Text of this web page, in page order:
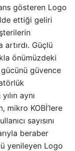
gösteren Logo
ettiği geliri
artırdı. Güçlü
önümüzdeki
güvence
aynı
mikro KOBİ’lere
sayısını
beraber
yenileyen Logo